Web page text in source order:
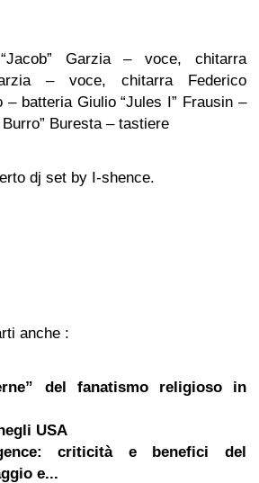
Garzia – voce, chitarra
– voce, chitarra Federico
– batteria Giulio “Jules I” Frausin –
Buresta – tastiere
dj set by I-shence.
anche :
del fanatismo religioso in
USA
criticità e benefici del
e...